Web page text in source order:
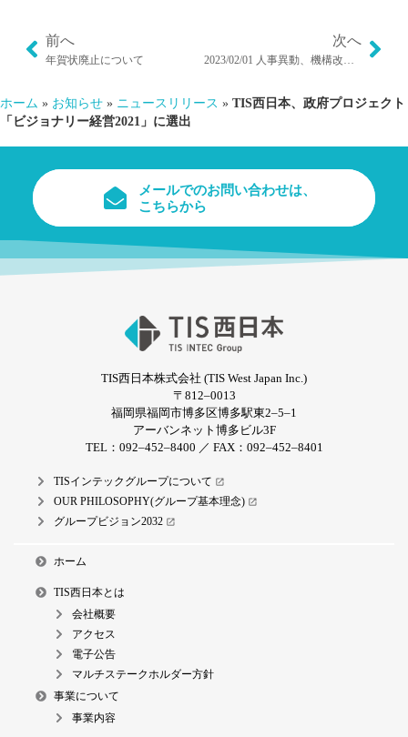
前へ
年賀状廃止について
次へ
2023/02/01 人事異動、機構改革のお知らせ（TISより発信）
ホーム » お知らせ » ニュースリリース » TIS西日本、政府プロジェクト
「ビジョナリー経営2021」に選出
メールでのお問い合わせは、
こちらから
TIS西日本株式会社 (TIS West Japan Inc.)
〒812‒0013
福岡県福岡市博多区博多駅東2‒5‒1
アーバンネット博多ビル3F
TEL：092‒452‒8400 ／ FAX：092‒452‒8401
TISインテックグループについて open_in_new
OUR PHILOSOPHY(グループ基本理念) open_in_new
グループビジョン2032 open_in_new
ホーム
TIS西日本とは
会社概要
アクセス
電子公告
マルチステークホルダー方針
事業について
事業内容